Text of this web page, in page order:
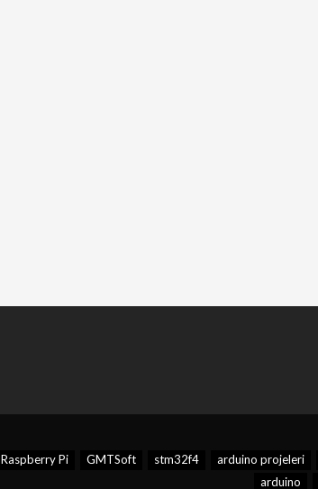
Raspberry Pi GMTSoft stm32f4 arduino projeleri
arduino